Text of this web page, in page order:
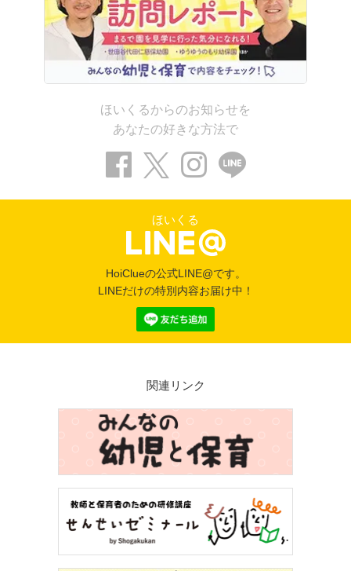
ほいくるからのお知らせを
あなたの好きな方法で
ほいくる
HoiClueの公式LINE@です。
LINEだけの特別内容お届け中！
関連リンク